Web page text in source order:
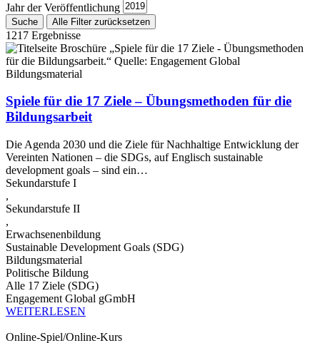
Jahr der Veröffentlichung
1217 Ergebnisse
Bildungsmaterial
Spiele für die 17 Ziele – Übungsmethoden für die
Bildungsarbeit
Die Agenda 2030 und die Ziele für Nachhaltige Entwicklung der
Vereinten Nationen – die SDGs, auf Englisch sustainable
development goals – sind ein…
Sekundarstufe I
,
Sekundarstufe II
,
Erwachsenenbildung
Sustainable Development Goals (SDG)
Bildungsmaterial
Politische Bildung
Alle 17 Ziele (SDG)
Engagement Global gGmbH
WEITERLESEN
Online-Spiel/Online-Kurs